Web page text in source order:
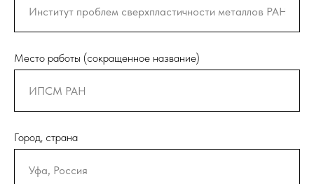
Место работы (сокращенное название)
Город, страна